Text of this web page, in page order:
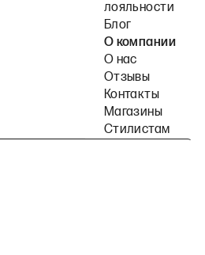
лояльности
Блог
О компании
О нас
Отзывы
Контакты
Магазины
Стилистам